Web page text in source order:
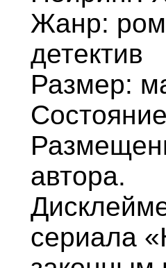
Жанр:
детектив
Размер:
автора.
сериала